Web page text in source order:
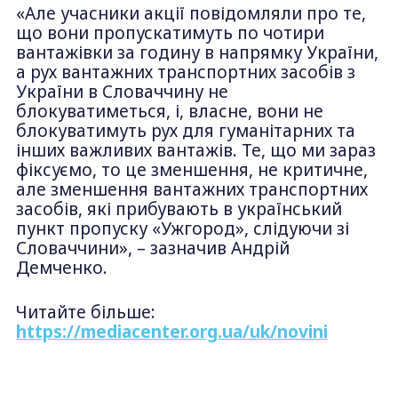
«Але учасники акції повідомляли про те,
що вони пропускатимуть по чотири
вантажівки за годину в напрямку України,
а рух вантажних транспортних засобів з
України в Словаччину не
блокуватиметься, і, власне, вони не
блокуватимуть рух для гуманітарних та
інших важливих вантажів. Те, що ми зараз
фіксуємо, то це зменшення, не критичне,
але зменшення вантажних транспортних
засобів, які прибувають в український
пункт пропуску «Ужгород», слідуючи зі
Словаччини», – зазначив Андрій
Демченко.
Читайте більше:
https://mediacenter.org.ua/uk/novini